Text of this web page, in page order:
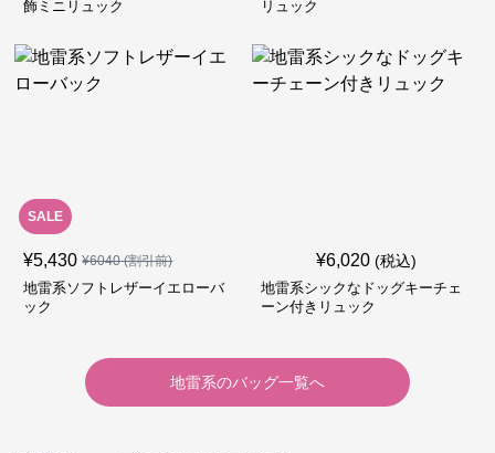
飾ミニリュック リュック
SALE
¥5,430 ¥6040(割引前)
地雷系ソフトレザーイエローバ
ック
¥6,020 (税込)
地雷系シックなドッグキーチェ
ーン付きリュック
地雷系のバッグ一覧へ